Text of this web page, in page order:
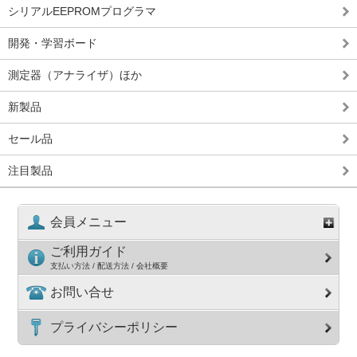
シリアルEEPROMプログラマ
開発・学習ボード
測定器（アナライザ）ほか
新製品
セール品
注目製品
会員メニュー
ご利用ガイド
支払い方法 / 配送方法 / 会社概要
お問い合せ
プライバシーポリシー